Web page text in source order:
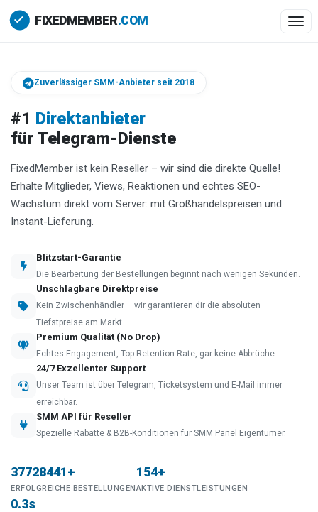
Zuverlässiger SMM-Anbieter seit 2018
#1 Direktanbieter
für Telegram-Dienste
FixedMember ist kein Reseller – wir sind die direkte Quelle!
Erhalte Mitglieder, Views, Reaktionen und echtes SEO-
Wachstum direkt vom Server: mit Großhandelspreisen und
Instant-Lieferung.
Blitzstart-Garantie
Die Bearbeitung der Bestellungen beginnt nach wenigen Sekunden.
Unschlagbare Direktpreise
Kein Zwischenhändler – wir garantieren dir die absoluten
Tiefstpreise am Markt.
Premium Qualität (No Drop)
Echtes Engagement, Top Retention Rate, gar keine Abbrüche.
24/7 Exzellenter Support
Unser Team ist über Telegram, Ticketsystem und E-Mail immer
erreichbar.
SMM API für Reseller
Spezielle Rabatte & B2B-Konditionen für SMM Panel Eigentümer.
37728441+
ERFOLGREICHE BESTELLUNGEN
154+
AKTIVE DIENSTLEISTUNGEN
0.3s